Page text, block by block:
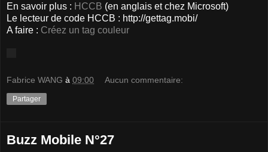
En savoir plus : HCCB (en anglais et chez Microsoft)
Le lecteur de code HCCB : http://gettag.mobi/
A faire : Créez un tag couleur
Fabrice WANG à 09:00 Aucun commentaire:
Partager
Buzz Mobile N°27